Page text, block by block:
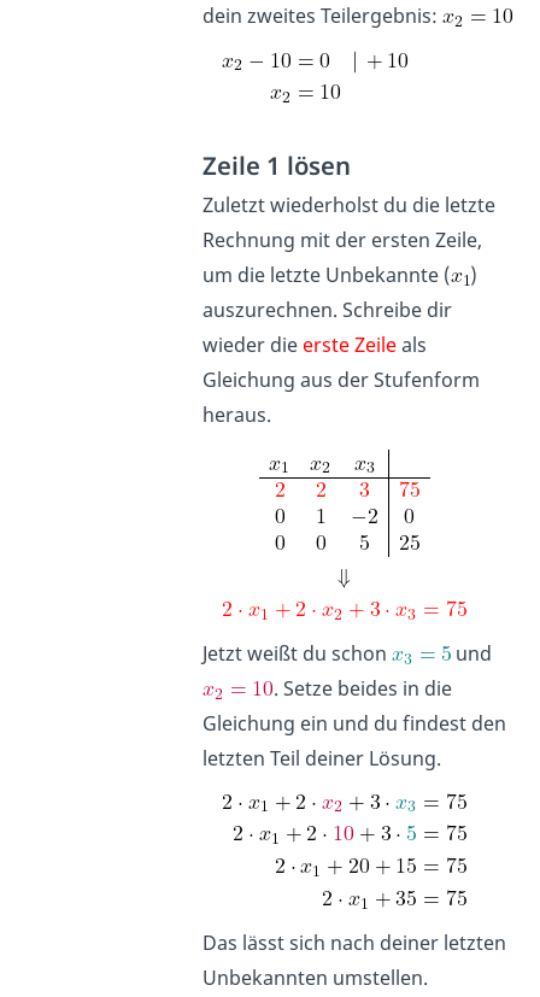
dein zweites Teilergebnis:
Zeile 1 lösen
Zuletzt wiederholst du die letzte
Rechnung mit der ersten Zeile,
um die letzte Unbekannte (
)
auszurechnen. Schreibe dir
wieder die erste Zeileals
Gleichung aus der Stufenform
heraus.
Jetzt weißt du schon
und
. Setze beides in die
Gleichung ein und du findest den
letzten Teil deiner Lösung.
Das lässt sich nach deiner letzten
Unbekannten umstellen.